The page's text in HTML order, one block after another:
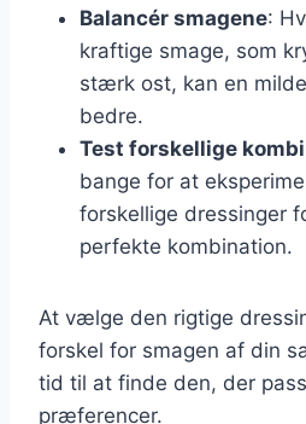
Balancér smagene:
kraftige smage, som
stærk ost, kan en
bedre.
Test forskellige
bange for at
forskellige dressinger
perfekte kombination.
At vælge den rigtige
forskel for smagen af din
tid til at finde den, der
præferencer.